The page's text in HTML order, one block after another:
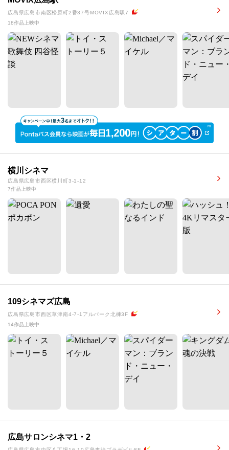
広島県広島市南区松原町2番37号MOVIX広島駅7
18作品上映中
横川シネマ
広島県広島市西区横川町3-1-12
7作品上映中
109シネマズ広島
広島県広島市西区草津南4-7-1アルパーク北棟3F
14作品上映中
広島サロンシネマ1・2